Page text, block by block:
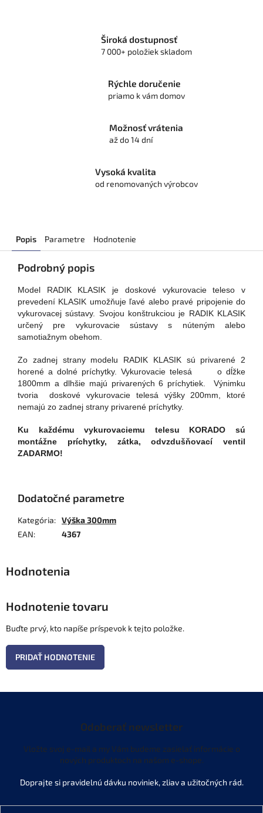
Široká dostupnosť
7 000+ položiek skladom
Rýchle doručenie
priamo k vám domov
Možnosť vrátenia
až do 14 dní
Vysoká kvalita
od renomovaných výrobcov
Popis Parametre Hodnotenie
Podrobný popis
Model RADIK KLASIK je doskové vykurovacie teleso v
prevedení KLASIK umožňuje ľavé alebo pravé pripojenie do
vykurovacej sústavy. Svojou konštrukciou je RADIK KLASIK
určený pre vykurovacie sústavy s núteným alebo
samotiažnym obehom.
Zo zadnej strany modelu RADIK KLASIK sú privarené 2
horené a dolné príchytky. Vykurovacie telesá o dĺžke
1800mm a dlhšie majú privarených 6 príchytiek. Výnimku
tvoria doskové vykurovacie telesá výšky 200mm, ktoré
nemajú zo zadnej strany privarené príchytky.
Ku každému vykurovaciemu telesu KORADO sú
montážne príchytky, zátka, odvzdušňovací ventil
ZADARMO!
Dodatočné parametre
Kategória: Výška 300mm
EAN: 4367
Hodnotenie tovaru
Buďte prvý, kto napíše príspevok k tejto položke.
PRIDAŤ HODNOTENIE
Odoberať newsletter
Vložte svoj e-mail a my Vám budeme zasielať informácie o
nových produktoch na našom e-shope.